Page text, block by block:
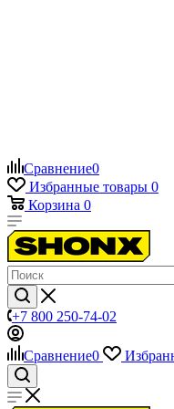
Сравнение0
Избранные товары 0
Корзина 0
+7 800 250-74-02
Сравнение0